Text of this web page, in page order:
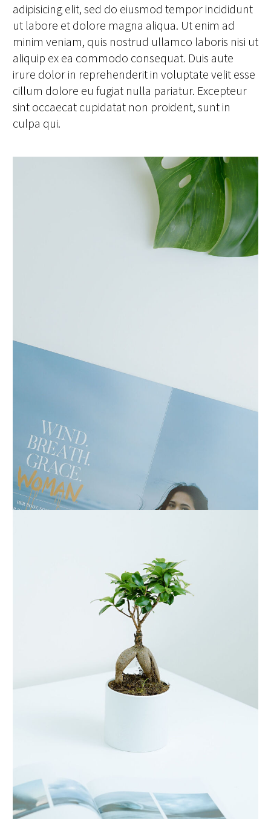
adipisicing elit, sed do eiusmod tempor incididunt
ut labore et dolore magna aliqua. Ut enim ad
minim veniam, quis nostrud ullamco laboris nisi ut
aliquip ex ea commodo consequat. Duis aute
irure dolor in reprehenderit in voluptate velit esse
cillum dolore eu fugiat nulla pariatur. Excepteur
sint occaecat cupidatat non proident, sunt in
culpa qui.